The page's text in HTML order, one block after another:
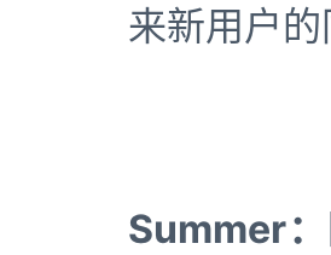
来新用户
Summer：